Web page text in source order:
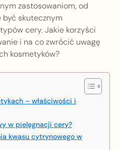
zastosowaniom, od
być skutecznym
cery. Jakie korzyści
i na co zwrócić uwagę
kosmetyków?
– właściwości i
w pielęgnacji cery?
kwasu cytrynowego w